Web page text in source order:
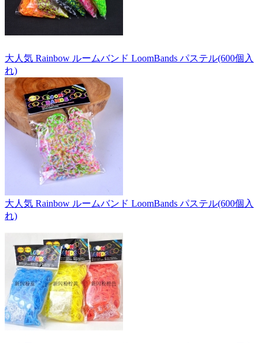
大人気 Rainbow ルームバンド LoomBands パステル(600個入
れ)
大人気 Rainbow ルームバンド LoomBands パステル(600個入
れ)